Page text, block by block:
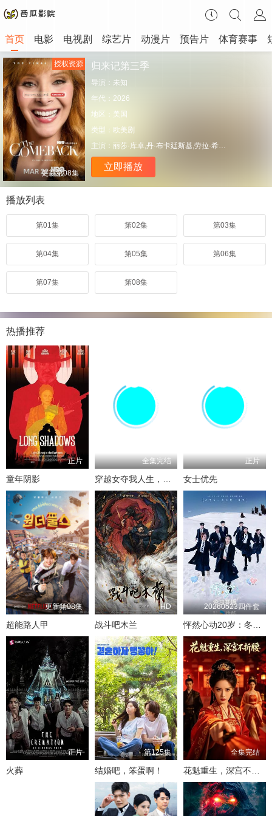
首页 电影 电视剧 综艺片 动漫片 预告片 体育赛事
更新第08集
授权资源 归来记第三季
导演： 未知
年代： 2026
地区： 美国
类型： 欧美剧
主演： 丽莎·库卓,丹·布卡廷斯基,劳拉·希尔维曼,达米安·杨,蒂姆·巴格来,马特·库克,Jack,O'Brien,艾拉·斯蒂勒,约翰·厄尔利,巴里·沙巴卡·亨利,艾比·雅各布森,Tony,Macht,布莱特妮·奥格拉迪,赞恩·菲利普斯,Julian,Stern,安德鲁·斯科特,玛琳·阿克曼,乔治·托德·麦克拉克伦,Maura,Swanson,Josh,Williamson
立即播放
播放列表
第01集 第02集 第03集
第04集 第05集 第06集
第07集 第08集
热播推荐
正片
童年阴影
全集完结
穿越女夺我人生，重生后我破局改命
正片
女士优先
更新第08集
超能路人甲
HD
战斗吧木兰
20260523四件套
怦然心动20岁：冬季2026
正片
火葬
第125集
结婚吧，笨蛋啊！
全集完结
花魁重生，深宫不折腰